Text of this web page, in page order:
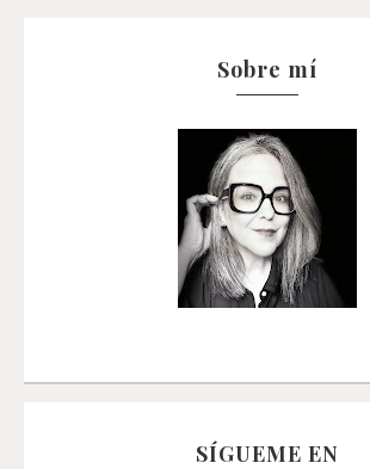
Sobre mí
SÍGUEME EN